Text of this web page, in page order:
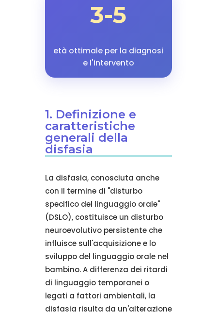
3-5
età ottimale per la diagnosi
e l'intervento
1. Definizione e
caratteristiche
generali della
disfasia
La disfasia, conosciuta anche
con il termine di "disturbo
specifico del linguaggio orale"
(DSLO), costituisce un disturbo
neuroevolutivo persistente che
influisce sull'acquisizione e lo
sviluppo del linguaggio orale nel
bambino. A differenza dei ritardi
di linguaggio temporanei o
legati a fattori ambientali, la
disfasia risulta da un'alterazione